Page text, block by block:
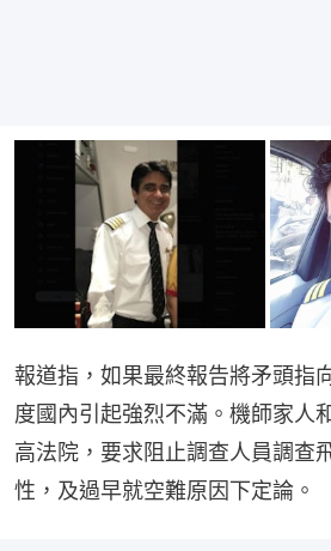
報道指，如果最終報告將矛頭指
度國內引起強烈不滿。機師家人
高法院，要求阻止調查人員調查
性，及過早就空難原因下定論。